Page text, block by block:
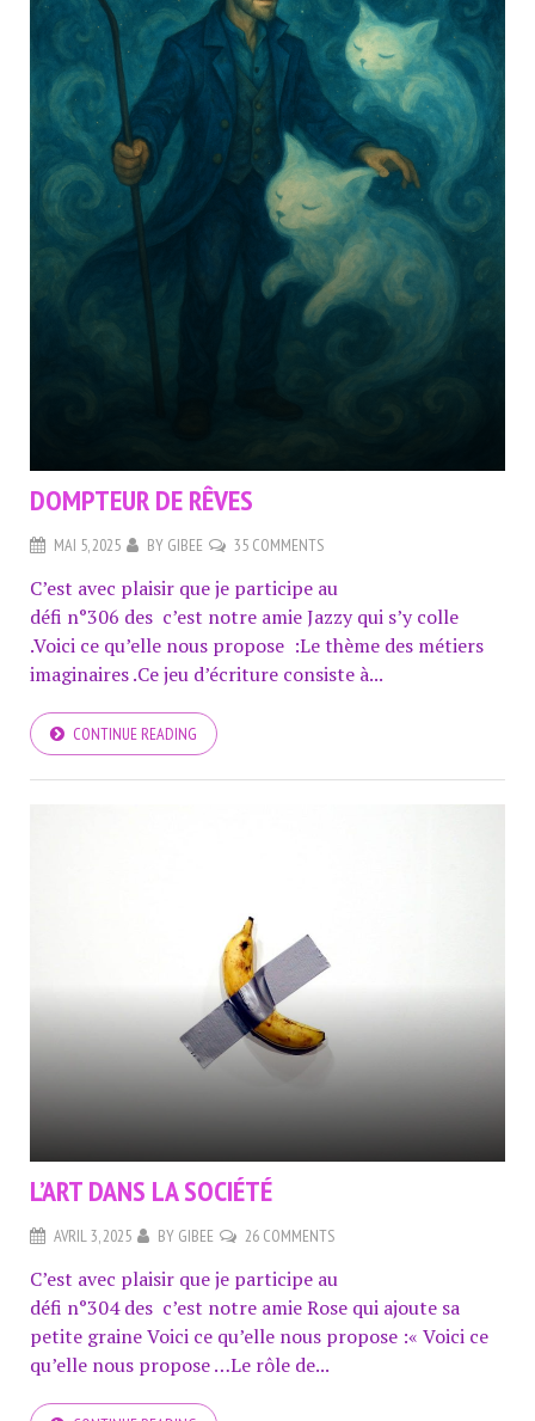
DOMPTEUR DE RÊVES
MAI 5, 2025 BY GIBEE 35 COMMENTS
C’est avec plaisir que je participe au
défi n°306 des c’est notre amie Jazzy qui s’y colle
.Voici ce qu’elle nous propose :Le thème des métiers
imaginaires .Ce jeu d’écriture consiste à...
CONTINUE READING
L’ART DANS LA SOCIÉTÉ
AVRIL 3, 2025 BY GIBEE 26 COMMENTS
C’est avec plaisir que je participe au
défi n°304 des c’est notre amie Rose qui ajoute sa
petite graine Voici ce qu’elle nous propose :« Voici ce
qu’elle nous propose …Le rôle de...